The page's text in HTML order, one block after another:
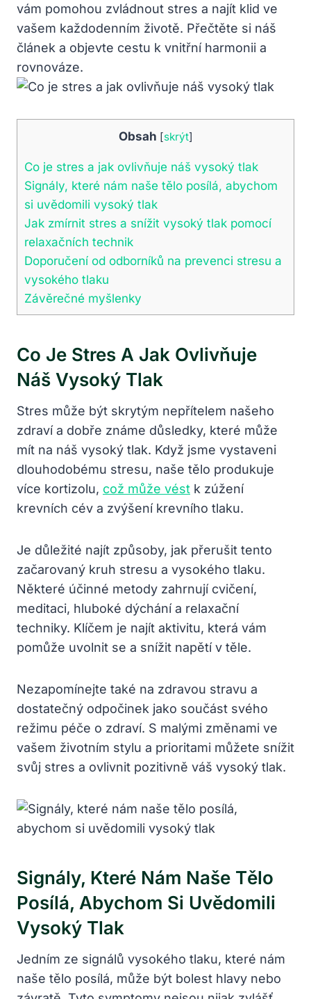
vám pomohou zvládnout stres a najít klid ve
vašem každodenním životě. Přečtěte si náš
článek a objevte cestu k vnitřní harmonii a
rovnováze.
Obsah [skrýt]
Co je stres a jak ovlivňuje náš vysoký tlak
Signály, které nám naše tělo posílá, abychom
si uvědomili vysoký tlak
Jak zmírnit stres a snížit vysoký tlak pomocí
relaxačních technik
Doporučení od odborníků na prevenci stresu a
vysokého tlaku
Závěrečné myšlenky
Co Je Stres A Jak Ovlivňuje
Náš Vysoký Tlak
Stres může být skrytým nepřítelem našeho
zdraví a dobře známe důsledky, které může
mít na náš vysoký tlak. Když jsme vystaveni
dlouhodobému stresu, naše tělo produkuje
více kortizolu, což může vést k zúžení
krevních cév a zvýšení krevního tlaku.
Je důležité najít způsoby, jak přerušit tento
začarovaný kruh stresu a vysokého tlaku.
Některé účinné metody zahrnují cvičení,
meditaci, hluboké dýchání a relaxační
techniky. Klíčem je najít aktivitu, která vám
pomůže uvolnit se a snížit napětí v těle.
Nezapomínejte také na zdravou stravu a
dostatečný odpočinek jako součást svého
režimu péče o zdraví. S malými změnami ve
vašem životním stylu a prioritami můžete snížit
svůj stres a ovlivnit pozitivně váš vysoký tlak.
Signály, Které Nám Naše Tělo
Posílá, Abychom Si Uvědomili
Vysoký Tlak
Jedním ze signálů vysokého tlaku, které nám
naše tělo posílá, může být bolest hlavy nebo